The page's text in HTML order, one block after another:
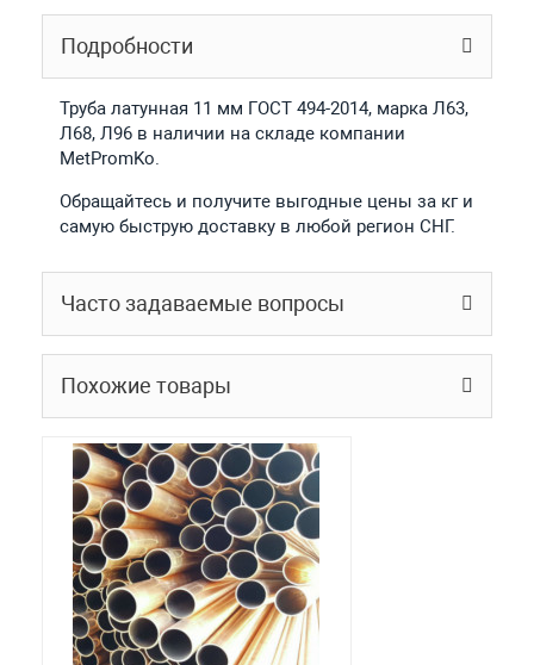
Подробности
Труба латунная 11 мм ГОСТ 494-2014, марка Л63,
Л68, Л96 в наличии на складе компании
MetPromKo.
Обращайтесь и получите выгодные цены за кг и
самую быструю доставку в любой регион СНГ.
Часто задаваемые вопросы
Похожие товары